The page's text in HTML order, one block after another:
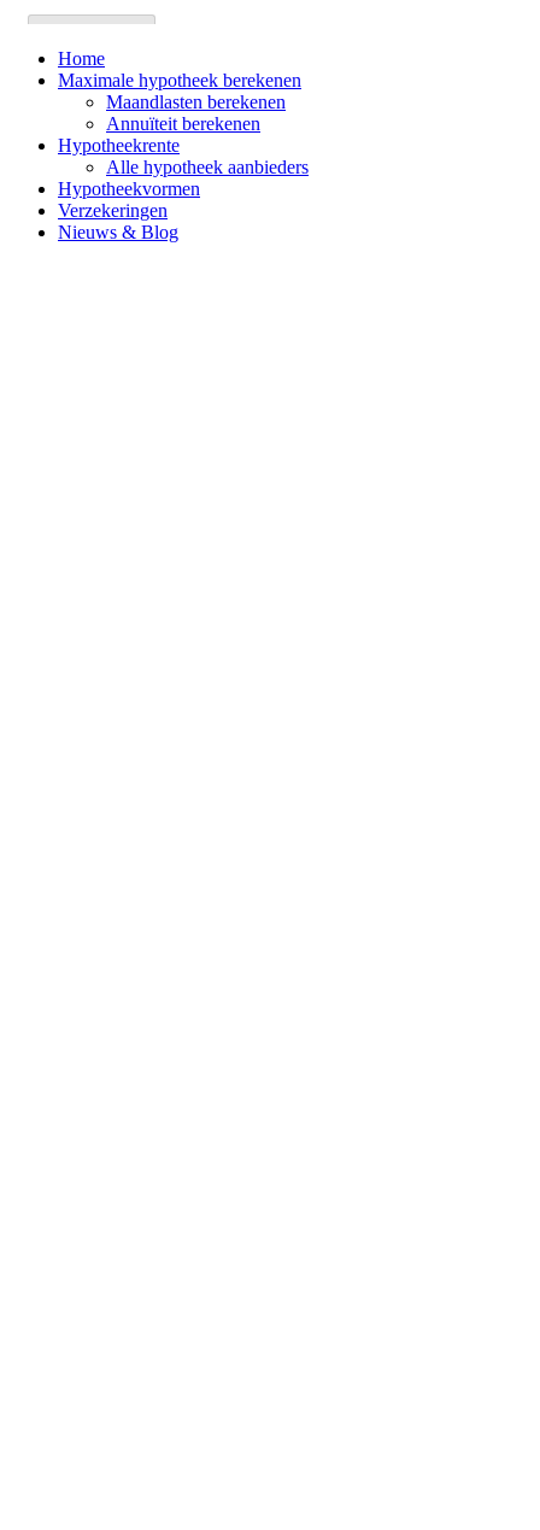
Home
Maximale hypotheek berekenen
Maandlasten berekenen
Annuïteit berekenen
Hypotheekrente
Alle hypotheek aanbieders
Hypotheekvormen
Verzekeringen
Nieuws & Blog